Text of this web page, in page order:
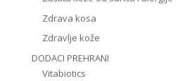
Zdrava kosa
Zdravlje kože
DODACI PREHRANI
Vitabiotics